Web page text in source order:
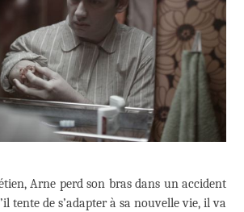
Arne perd son bras dans un accident
tente de s’adapter à sa nouvelle vie, il va